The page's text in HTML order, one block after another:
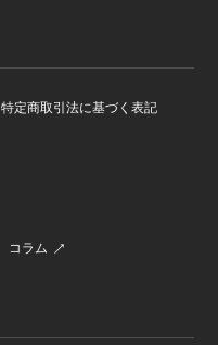
特定商取引法に基づく表記
コラム